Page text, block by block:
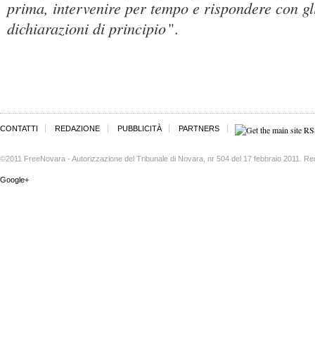
prima, intervenire per tempo e rispondere con
dichiarazioni di principio".
CONTATTI REDAZIONE PUBBLICITÀ PARTNERS
©2011 FreeNovara - Autorizzazione del Tribunale di Novara, nr 504 del 17 febbraio 2011.
Google+